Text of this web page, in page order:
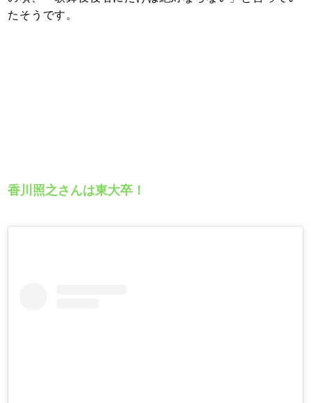
たそうです。
香川照之さんは東大卒！